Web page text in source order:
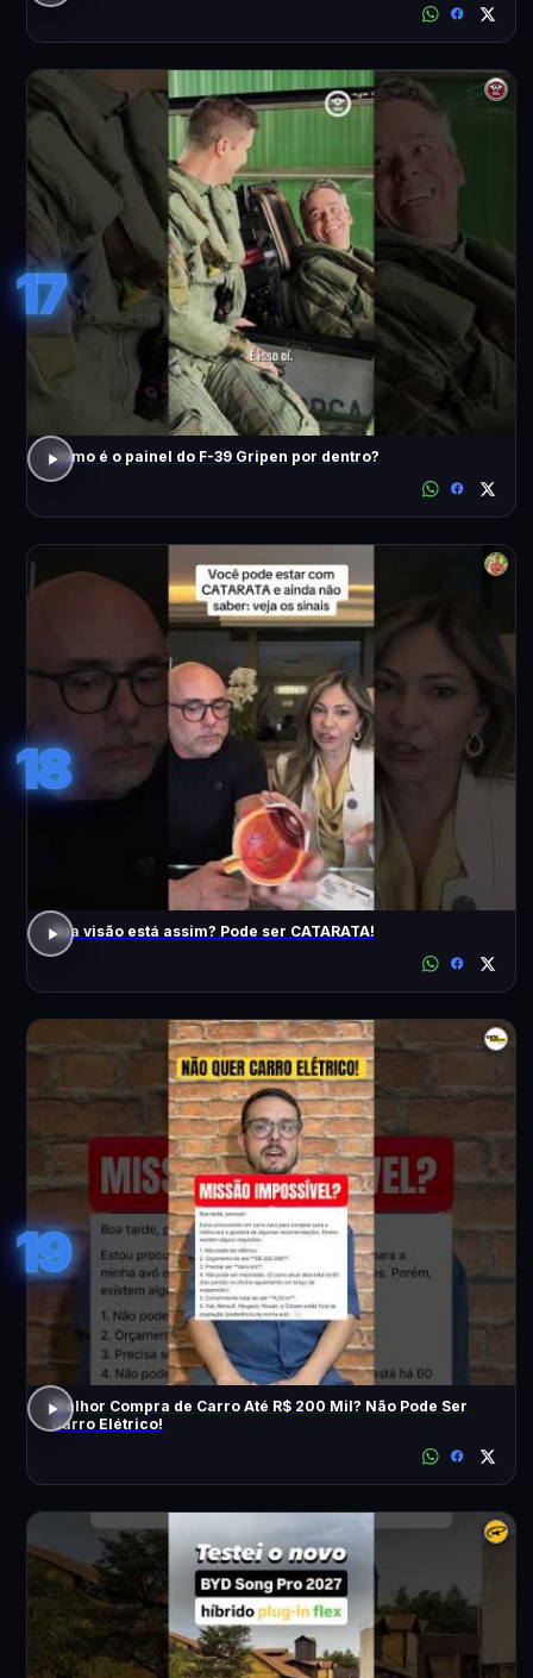
17
Como é o painel do F-39 Gripen por dentro?
18
Sua visão está assim? Pode ser CATARATA!
19
Melhor Compra de Carro Até R$ 200 Mil? Não Pode Ser
Carro Elétrico!